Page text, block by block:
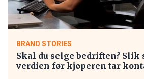
BRAND STORIES
Skal du selge bedriften? Slik
verdien før kjøperen tar